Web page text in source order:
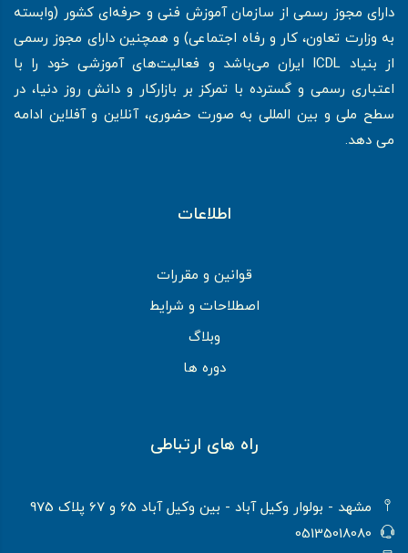
دارای مجوز رسمی از سازمان آموزش فنی و حرفه‌ای کشور (وابسته
به وزارت تعاون، کار و رفاه اجتماعی) و همچنین دارای مجوز رسمی
از بنیاد ICDL ایران می‌باشد و فعالیت‌های آموزشی خود را با
اعتباری رسمی و گسترده با تمرکز بر بازارکار و دانش روز دنیا، در
سطح ملی و بین المللی به صورت حضوری، آنلاین و آفلاین ادامه
می دهد.
اطلاعات
قوانین و مقررات
اصطلاحات و شرایط
وبلاگ
دوره ها
راه های ارتباطی
مشهد - بولوار وکیل آباد - بین وکیل آباد 65 و 67 پلاک 975
05135018080